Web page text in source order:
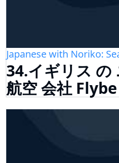
Japanese with Noriko:
34.イギリス の
航空 会社